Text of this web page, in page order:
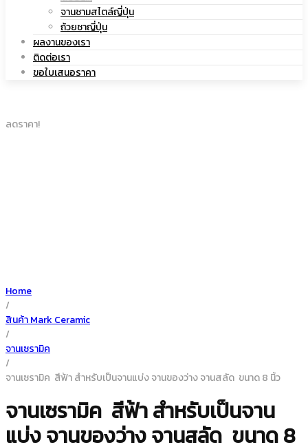
เซรามิคจานชามสไตล์ญี่ปุ่น
ถ้วยชาญี่ปุ่น
ผลงานของเรา
ติดต่อเรา
ขอใบเสนอราคา
ลดราคา!
Home
/
สินค้า Mark Ceramic
/
จานเซรามิค
/
จานเซรามิค สีฟ้า สำหรับเป็นจานแบ่ง จานของว่าง จานสลัด ขนาด 8 นิ้ว
จานเซรามิค สีฟ้า สำหรับเป็นจาน
แบ่ง จานของว่าง จานสลัด ขนาด 8